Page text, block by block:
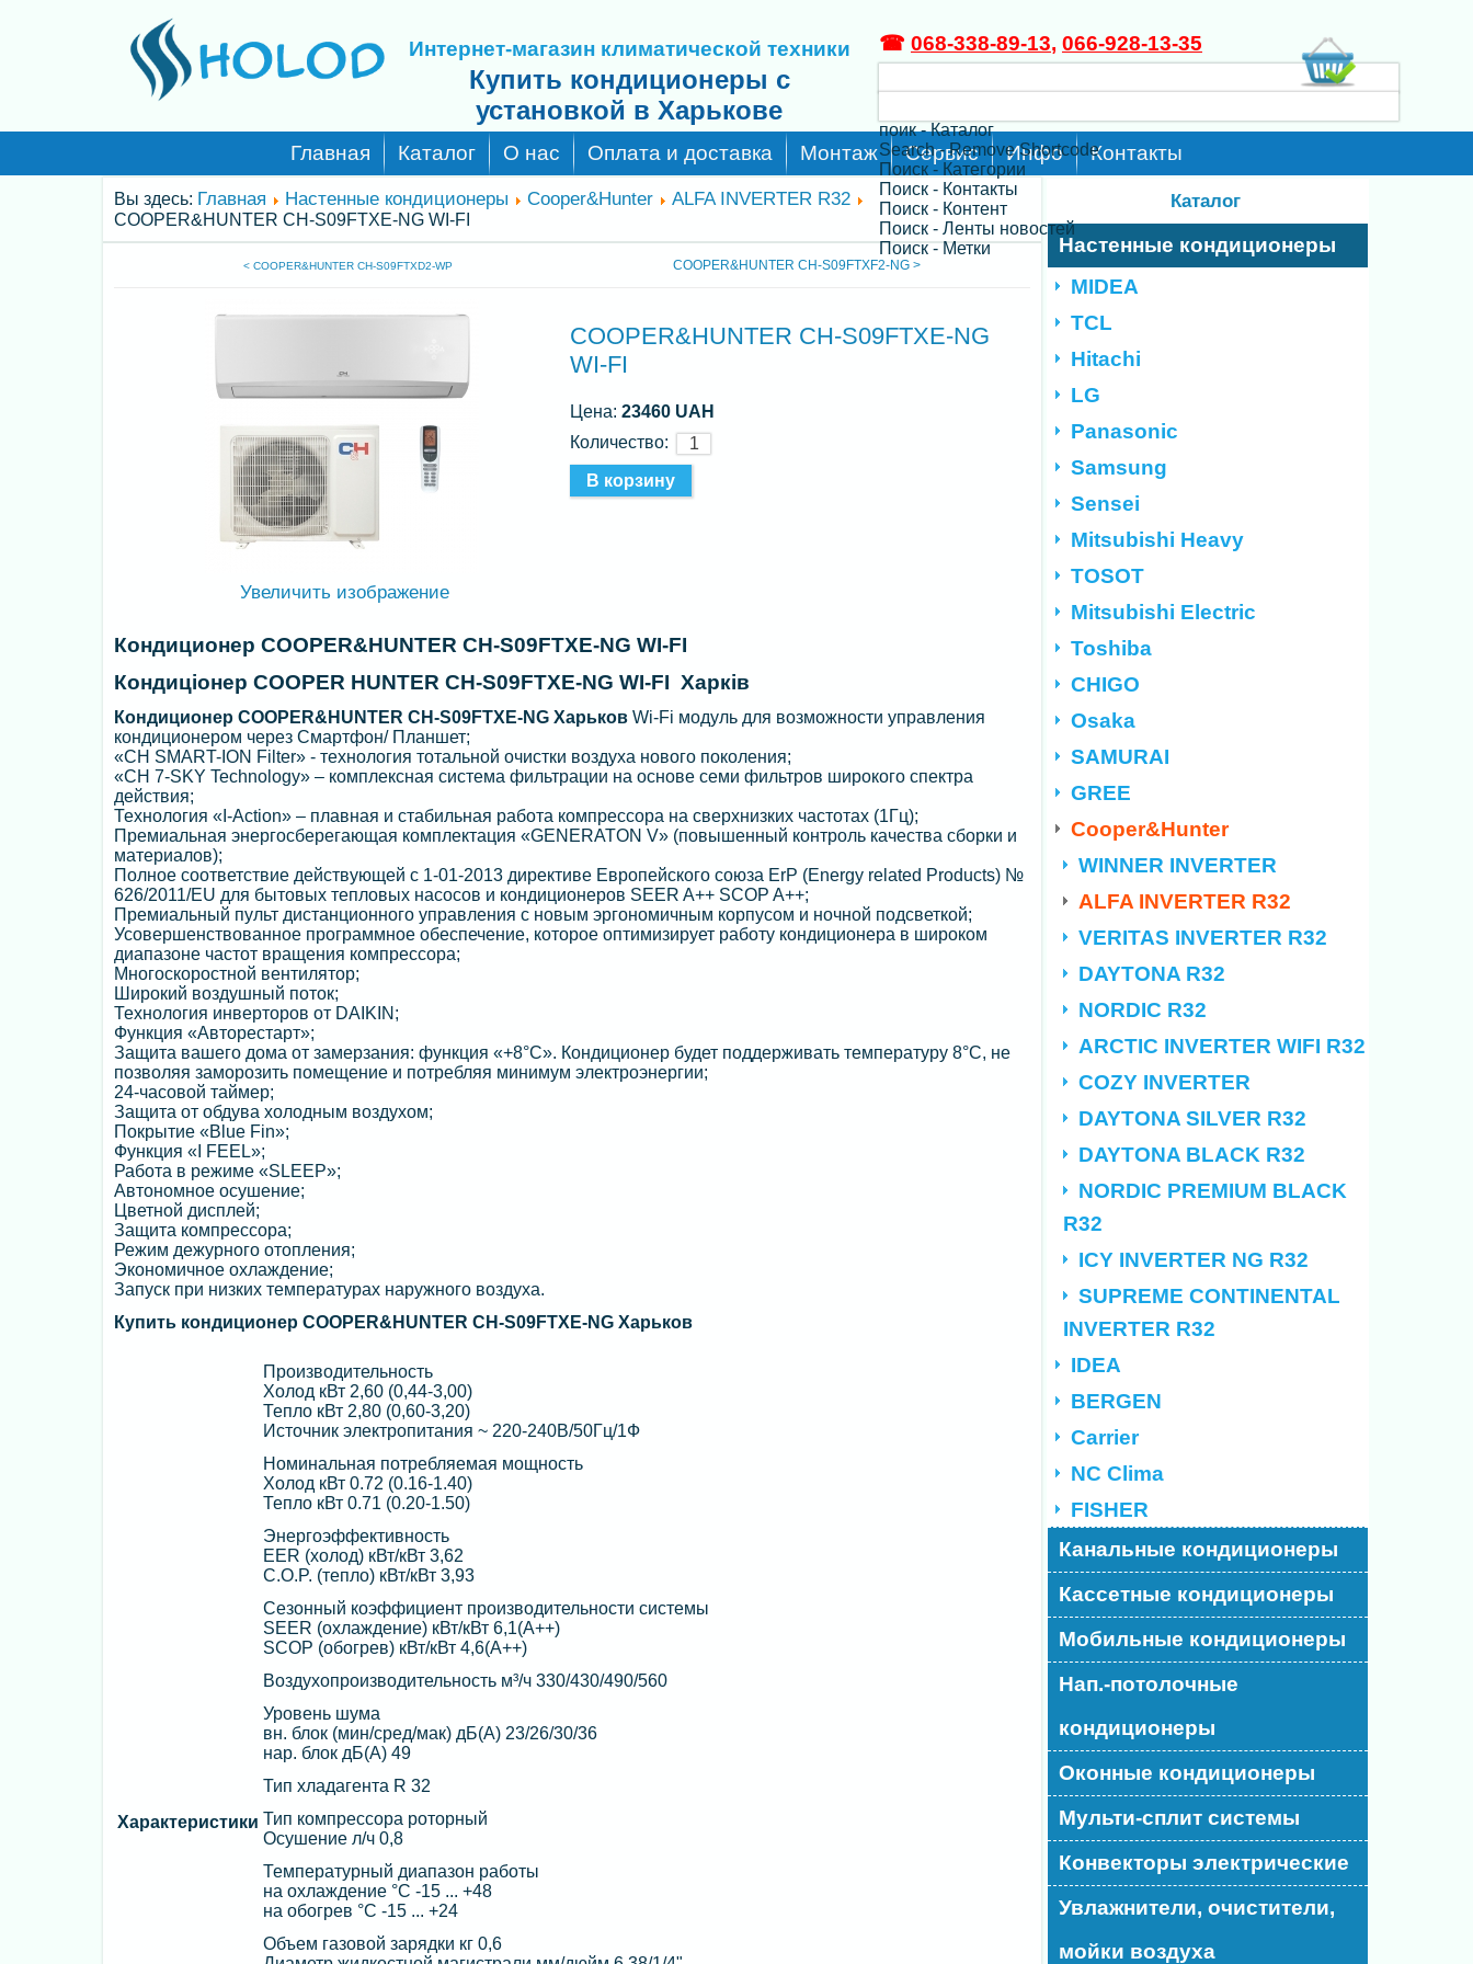
Интернет-магазин климатической техники
Купить кондиционеры с
установкой в Харькове
поик - Каталог
Search - Remove Shortcode
Поиск - Категории
Поиск - Контакты
Поиск - Контент
Поиск - Ленты новостей
Поиск - Метки
☎ 068-338-89-13, 066-928-13-35
Главная Каталог О нас Оплата и доставка Монтаж Сервис Инфо Контакты
Вы здесь: Главная Настенные кондиционеры Cooper&Hunter ALFA INVERTER R32
COOPER&HUNTER CH-S09FTXE-NG WI-FI
< COOPER&HUNTER CH-S09FTXD2-WP COOPER&HUNTER CH-S09FTXF2-NG >
Увеличить изображение
COOPER&HUNTER CH-S09FTXE-NG
WI-FI
Цена:23460 UAH
Количество:
Кондиционер COOPER&HUNTER CH-S09FTXE-NG WI-FI
Кондиціонер COOPER HUNTER CH-S09FTXE-NG WI-FI Харків
Кондиционер COOPER&HUNTER CH-S09FTXE-NG Харьков Wi-Fi модуль для возможности управления
кондиционером через Смартфон/ Планшет;
«CH SMART-ION Filter» - технология тотальной очистки воздуха нового поколения;
«CH 7-SKY Technology» – комплексная система фильтрации на основе семи фильтров широкого спектра
действия;
Технология «I-Action» – плавная и стабильная работа компрессора на сверхнизких частотах (1Гц);
Премиальная энергосберегающая комплектация «GENERATON V» (повышенный контроль качества сборки и
материалов);
Полное соответствие действующей c 1-01-2013 директиве Европейского союза ErP (Energy related Products) №
626/2011/EU для бытовых тепловых насосов и кондиционеров SEER A++ SCOP A++;
Премиальный пульт дистанционного управления с новым эргономичным корпусом и ночной подсветкой;
Усовершенствованное программное обеспечение, которое оптимизирует работу кондиционера в широком
диапазоне частот вращения компрессора;
Многоскоростной вентилятор;
Широкий воздушный поток;
Технология инверторов от DAIKIN;
Функция «Авторестарт»;
Защита вашего дома от замерзания: функция «+8°С». Кондиционер будет поддерживать температуру 8°С, не
позволяя заморозить помещение и потребляя минимум электроэнергии;
24-часовой таймер;
Защита от обдува холодным воздухом;
Покрытие «Blue Fin»;
Функция «I FEEL»;
Работа в режиме «SLEEP»;
Автономное осушение;
Цветной дисплей;
Защита компрессора;
Режим дежурного отопления;
Экономичное охлаждение;
Запуск при низких температурах наружного воздуха.
Купить кондиционер COOPER&HUNTER CH-S09FTXE-NG Харьков
Характеристики
Производительность
Холод кВт 2,60 (0,44-3,00)
Тепло кВт 2,80 (0,60-3,20)
Источник электропитания ~ 220-240В/50Гц/1Ф
Номинальная потребляемая мощность
Холод кВт 0.72 (0.16-1.40)
Тепло кВт 0.71 (0.20-1.50)
Энергоэффективность
EER (холод) кВт/кВт 3,62
C.O.P. (тепло) кВт/кВт 3,93
Сезонный коэффициент производительности системы
SEER (охлаждение) кВт/кВт 6,1(А++)
SCOP (обогрев) кВт/кВт 4,6(А++)
Воздухопроизводительность м³/ч 330/430/490/560
Уровень шума
вн. блок (мин/сред/мак) дБ(А) 23/26/30/36
нар. блок дБ(А) 49
Тип хладагента R 32
Тип компрессора роторный
Осушение л/ч 0,8
Температурный диапазон работы
на охлаждение °C -15 ... +48
на обогрев °C -15 ... +24
Объем газовой зарядки кг 0,6
Каталог
Настенные кондиционеры
MIDEA
TCL
Hitachi
LG
Panasonic
Samsung
Sensei
Mitsubishi Heavy
TOSOT
Mitsubishi Electric
Toshiba
CHIGO
Osaka
SAMURAI
GREE
Cooper&Hunter
WINNER INVERTER
ALFA INVERTER R32
VERITAS INVERTER R32
DAYTONA R32
NORDIC R32
ARCTIC INVERTER WIFI R32
COZY INVERTER
DAYTONA SILVER R32
DAYTONA BLACK R32
NORDIC PREMIUM BLACK
R32
ICY INVERTER NG R32
SUPREME CONTINENTAL
INVERTER R32
IDEA
BERGEN
Carrier
NC Clima
FISHER
Канальные кондиционеры
Кассетные кондиционеры
Мобильные кондиционеры
Нап.-потолочные
кондиционеры
Оконные кондиционеры
Мульти-сплит системы
Конвекторы электрические
Увлажнители, очистители,
мойки воздуха